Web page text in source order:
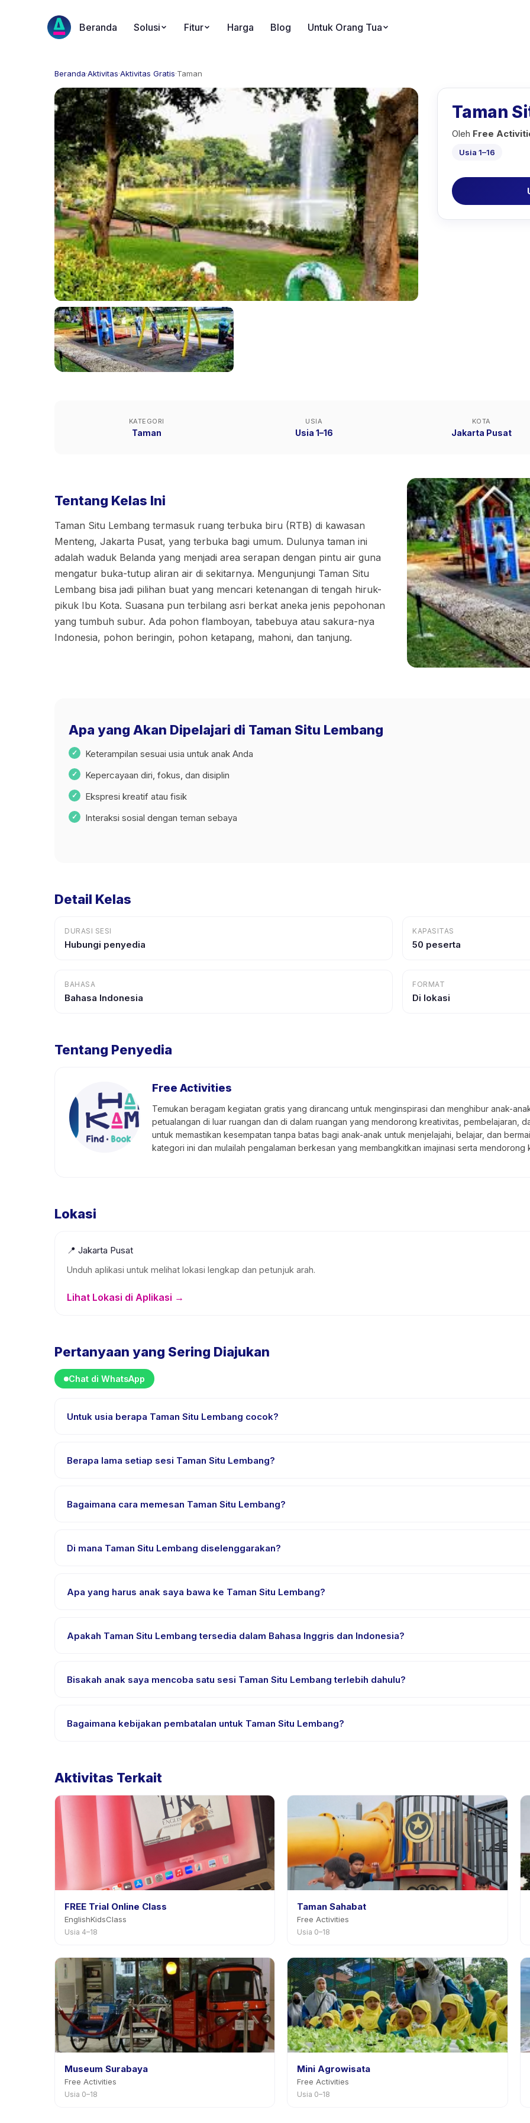
Beranda Solusi Fitur Harga Blog Untuk Orang Tua
Beranda·Aktivitas·Aktivitas Gratis·Taman
Taman
Oleh Free
Usia 1–16
KATEGORI
Taman
USIA
Usia 1–16
KOTA
Jakarta Pusat
Tentang Kelas Ini
Taman Situ Lembang termasuk ruang terbuka biru (RTB) di kawasan
Menteng, Jakarta Pusat, yang terbuka bagi umum. Dulunya taman ini
adalah waduk Belanda yang menjadi area serapan dengan pintu air guna
mengatur buka-tutup aliran air di sekitarnya. Mengunjungi Taman Situ
Lembang bisa jadi pilihan buat yang mencari ketenangan di tengah hiruk-
pikuk Ibu Kota. Suasana pun terbilang asri berkat aneka jenis pepohonan
yang tumbuh subur. Ada pohon flamboyan, tabebuya atau sakura-nya
Indonesia, pohon beringin, pohon ketapang, mahoni, dan tanjung.
Apa yang Akan Dipelajari di Taman Situ Lembang
Keterampilan sesuai usia untuk anak Anda
Kepercayaan diri, fokus, dan disiplin
Ekspresi kreatif atau fisik
Interaksi sosial dengan teman sebaya
Detail Kelas
DURASI SESI
Hubungi penyedia
KAPASITAS
50 peserta
BAHASA
Bahasa Indonesia
FORMAT
Di lokasi
Tentang Penyedia
Free Activities
Temukan beragam kegiatan gratis yang dirancang untuk menginspirasi dan menghibur anak-
petualangan di luar ruangan dan di dalam ruangan yang mendorong kreativitas, pembelajaran,
untuk memastikan kesempatan tanpa batas bagi anak-anak untuk menjelajahi, belajar, dan
kategori ini dan mulailah pengalaman berkesan yang membangkitkan imajinasi serta
Lokasi
📍 Jakarta Pusat
Unduh aplikasi untuk melihat lokasi lengkap dan petunjuk arah.
Lihat Lokasi di Aplikasi →
Pertanyaan yang Sering Diajukan
Chat di WhatsApp
Untuk usia berapa Taman Situ Lembang cocok?
setiap anak mendapat tantangan yang sesuai.
Berapa lama setiap sesi Taman Situ Lembang?
Bagaimana cara memesan Taman Situ Lembang?
setelah pembayaran berhasil.
Di mana Taman Situ Lembang diselenggarakan?
Apa yang harus anak saya bawa ke Taman Situ Lembang?
Apakah Taman Situ Lembang tersedia dalam Bahasa Inggris dan Indonesia?
bahasa yang didukung.
Bisakah anak saya mencoba satu sesi Taman Situ Lembang terlebih dahulu?
Bagaimana kebijakan pembatalan untuk Taman Situ Lembang?
Aktivitas Terkait
FREE Trial Online Class
EnglishKidsClass
Usia 4–18
Taman Sahabat
Free Activities
Usia 0–18
Museum Surabaya
Free Activities
Usia 0–18
Mini Agrowisata
Free Activities
Usia 0–18